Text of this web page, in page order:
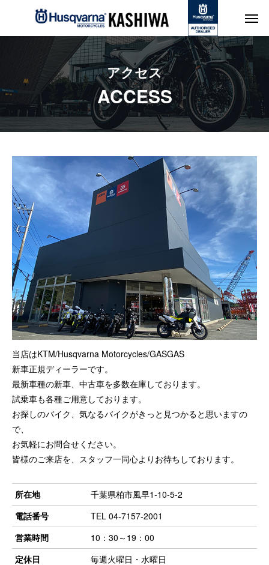
アクセス
ACCESS
当店はKTM/Husqvarna Motorcycles/GASGAS
新車正規ディーラーです。
最新車種の新車、中古車を多数在庫しております。
試乗車も各種ご用意しております。
お探しのバイク、気なるバイクがきっと見つかると思いますの
で、
お気軽にお問合せください。
皆様のご来店を、スタッフ一同心よりお待ちしております。
所在地
千葉県柏市風早1-10-5-2
電話番号
TEL 04-7157-2001
営業時間
10：30～19：00
定休日
毎週火曜日・水曜日